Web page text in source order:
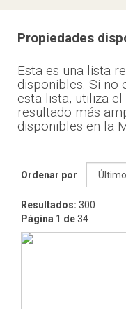
Propiedades
Esta es una lista
disponibles. Si no
esta lista, utiliza
resultado más
disponibles en la
Ordenar por
Resultados: 300
Página 1 de34